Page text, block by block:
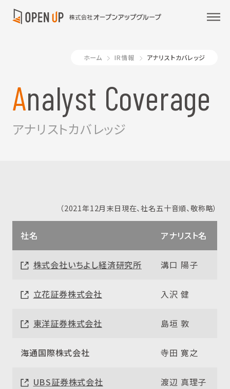
ホーム IR情報 アナリストカバレッジ
Analyst Coverage
アナリストカバレッジ
（2021年12月末日現在、社名五十音順、敬称略）
社名 アナリスト名
株式会社いちよし経済研究所 溝口 陽子
立花証券株式会社 入沢 健
東洋証券株式会社 島垣 敦
海通国際株式会社 寺田 寛之
UBS証券株式会社 渡辺 真理子